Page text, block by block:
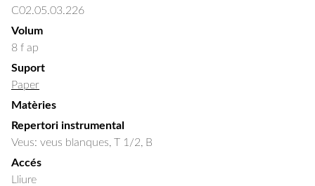
C02.05.03.226
Volum
8 f ap
Suport
Paper
Matèries
Repertori instrumental
Veus: veus blanques, T 1/2, B
Accés
Lliure